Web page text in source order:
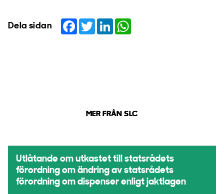
Dela sidan Facebook
TwitterLinkedIn
MER FRÅN SLC
Utlåtande om utkastet till statsrådets
förordning om ändring av statsrådets
förordning om dispenser enligt jaktlagen